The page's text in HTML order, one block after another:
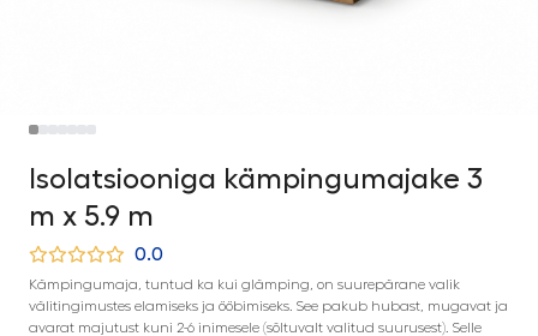
Isolatsiooniga kämpingumajake 3
m x 5.9 m
0.0
Kämpingumaja, tuntud ka kui glämping, on suurepärane valik
välitingimustes elamiseks ja ööbimiseks. See pakub hubast, mugavat ja
avarat majutust kuni 2-6 inimesele (sõltuvalt valitud suurusest). Selle